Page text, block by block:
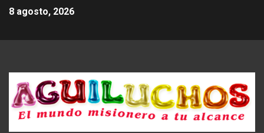
8 agosto, 2026